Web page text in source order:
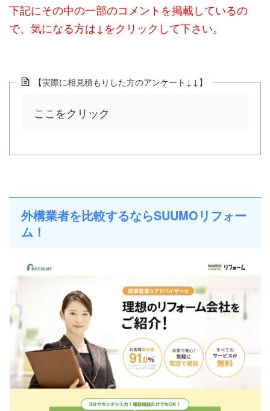
下記にその中の一部のコメントを掲載しているの
で、気になる方は↓をクリックして下さい。
【実際に相見積もりした方のアンケート↓↓】
ここをクリック
外構業者を比較するならSUUMOリフォー
ム！